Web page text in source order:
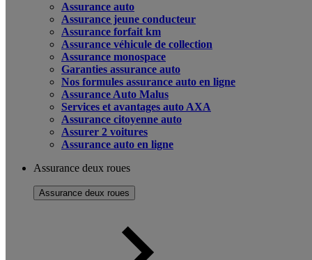
Assurance auto
Assurance jeune conducteur
Assurance forfait km
Assurance véhicule de collection
Assurance monospace
Garanties assurance auto
Nos formules assurance auto en ligne
Assurance Auto Malus
Services et avantages auto AXA
Assurance citoyenne auto
Assurer 2 voitures
Assurance auto en ligne
Assurance deux roues
Assurance deux roues